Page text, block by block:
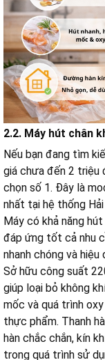
2.2. Máy hút chân
Nếu bạn đang tìm
giá chưa đến 2 triệu
chọn số 1. Đây là
nhất tại hệ thống
Máy có khả năng
đáp ứng tốt cả nhu
nhanh chóng và hiệu
Sở hữu công suất
giúp loại bỏ không
mốc và quá trình
thực phẩm. Thanh
hàn chắc chắn, kín
trong quá trình sử